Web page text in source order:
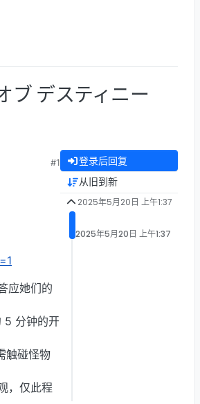
ブ デスティニー
#1
应她们的
5 分钟的开
触碰怪物
，仅此程
登录后回复
从旧到新
2025年5月20日 上午1:37
2025年5月20日 上午1:37